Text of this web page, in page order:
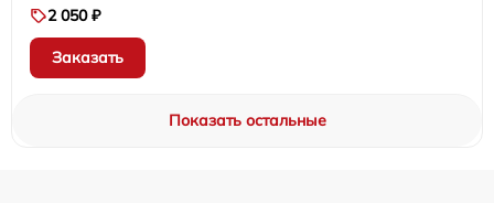
2 050 ₽
Заказать
Показать остальные